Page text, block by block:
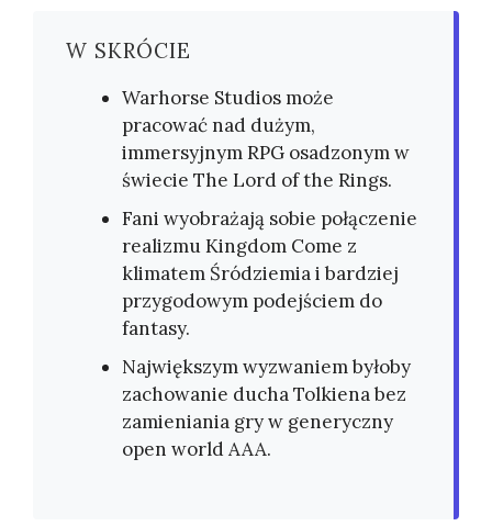
W SKRÓCIE
Warhorse Studios może
pracować nad dużym,
immersyjnym RPG osadzonym w
świecie The Lord of the Rings.
Fani wyobrażają sobie połączenie
realizmu Kingdom Come z
klimatem Śródziemia i bardziej
przygodowym podejściem do
fantasy.
Największym wyzwaniem byłoby
zachowanie ducha Tolkiena bez
zamieniania gry w generyczny
open world AAA.